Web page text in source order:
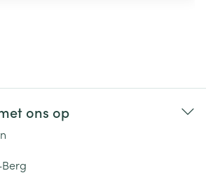
ons op